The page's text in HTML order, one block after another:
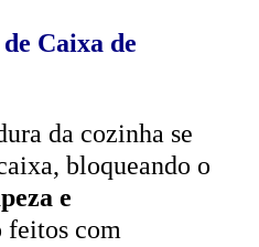
Caixa de
da cozinha se
bloqueando o
e
feitos com